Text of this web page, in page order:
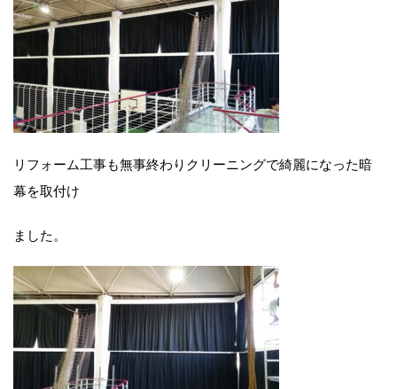
リフォーム工事も無事終わりクリーニングで綺麗になった暗
幕を取付け
ました。